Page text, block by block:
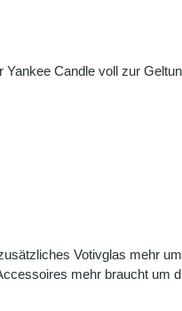
Candle voll zur
Votivglas mehr
mehr braucht um